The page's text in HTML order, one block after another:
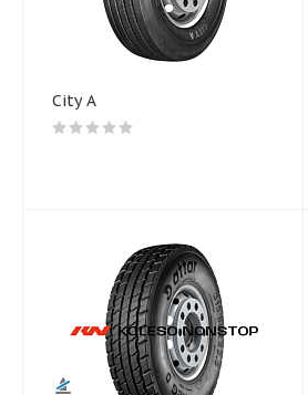
City A